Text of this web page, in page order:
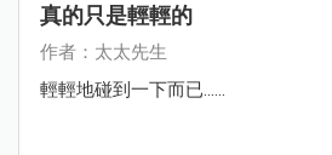
真的只是輕輕的
作者：太太先生
輕輕地碰到一下而已......